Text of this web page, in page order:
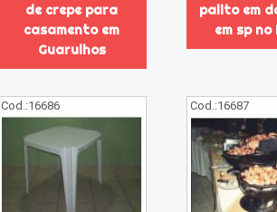
de crepe para
casamento em
Guarulhos
palito em
em sp
Cod.:16686 Cod.:16687